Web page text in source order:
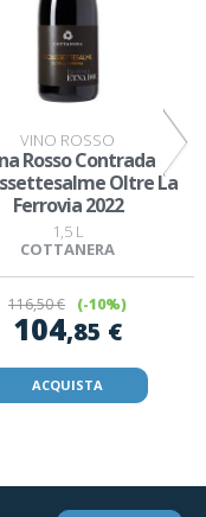
VINO ROSSO
Rosso Contrada
Oltre La
Ferrovia 2022
1,5 L
COTTANERA
116,50 € (-10%)
104,85 €
ACQUISTA